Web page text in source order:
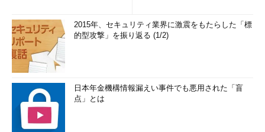
2015年、セキュリティ業界に激震をもたらした「標
的型攻撃」を振り返る (1/2)
日本年金機構情報漏えい事件でも悪用された「盲
点」とは